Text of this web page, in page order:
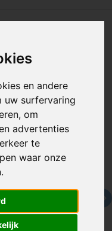
en andere
uw surfervaring
om
advertenties
te
waar onze